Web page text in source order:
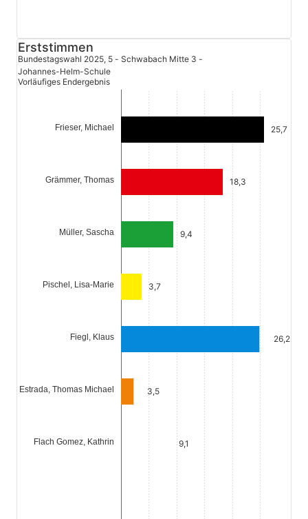
Frieser, Michael
Grämmer, Thomas
Müller, Sascha
Pischel, Lisa-Marie
Fiegl, Klaus
Estrada, Thomas Michael
Flach Gomez, Kathrin
25,7
18,3
9,4
3,7
26,2
3,5
9,1
Erststimmen
Bundestagswahl 2025, 5 - Schwabach Mitte 3 -
Johannes-Helm-Schule
Vorläufiges Endergebnis